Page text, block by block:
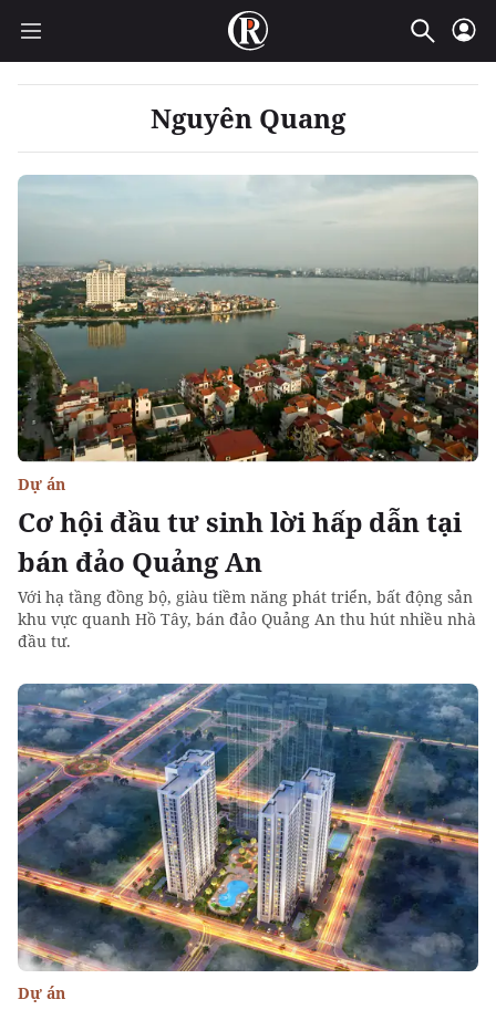
Nguyên Quang
Cơ hội đầu tư sinh lời hấp dẫn tại
bán đảo Quảng An
Dự án
Với hạ tầng đồng bộ, giàu tiềm năng phát triển, bất động sản
khu vực quanh Hồ Tây, bán đảo Quảng An thu hút nhiều nhà
đầu tư.
Dự án